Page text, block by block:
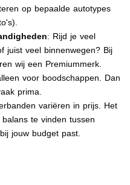
op bepaalde autotypes
: Rijd je veel
juist veel binnenwegen? Bij
wij een Premiummerk.
voor boodschappen. Dan
prima.
variëren in prijs. Het
te vinden tussen
jouw budget past.